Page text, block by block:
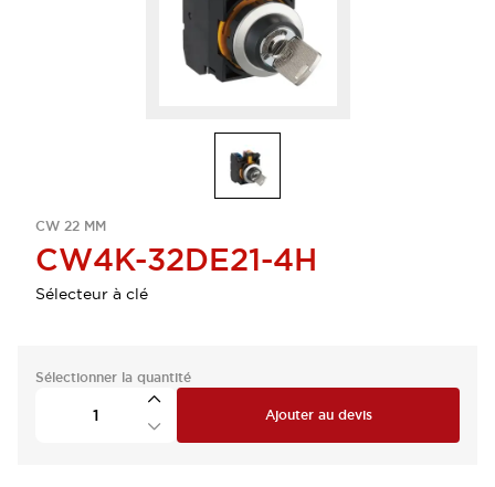
CW 22 MM
CW4K-32DE21-4H
Sélecteur à clé
Sélectionner la quantité
Ajouter au devis